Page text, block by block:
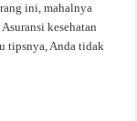
ini, mahalnya
kesehatan
tipsnya, Anda tidak